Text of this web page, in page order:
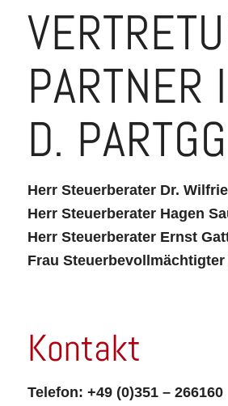
PARTNER
D. PARTGG
Herr Steuerberater Dr.
Herr Steuerberater Hagen
Herr Steuerberater Ernst
Frau
Kontakt
Telefon: +49 (0)351 – 266160